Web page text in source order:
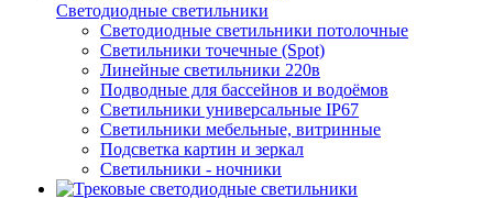
Светодиодные светильники
Светодиодные светильники потолочные
Светильники точечные (Spot)
Линейные светильники 220в
Подводные для бассейнов и водоёмов
Светильники универсальные IP67
Светильники мебельные, витринные
Подсветка картин и зеркал
Светильники - ночники